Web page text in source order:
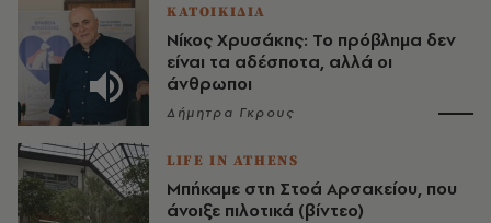
ΚΑΤΟΙΚΙΔΙΑ
Νίκος Χρυσάκης: Το πρόβλημα δεν
είναι τα αδέσποτα, αλλά οι
άνθρωποι
Δήμητρα Γκρους
LIFE IN ATHENS
Μπήκαμε στη Στοά Αρσακείου, που
άνοιξε πιλοτικά (βίντεο)